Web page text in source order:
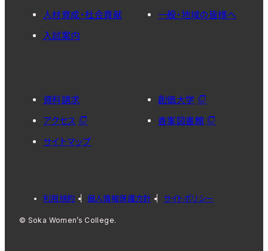
人材育成・社会貢献
入試案内
一般・地域の皆様へ
資料請求
アクセス
サイトマップ
創価大学
香峯図書館
利用規約 個人情報保護方針 サイトポリシー
© Soka Women’s College.